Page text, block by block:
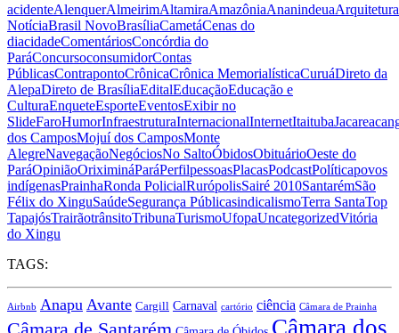
acidenteAlenquerAlmeirimAltamiraAmazôniaAnanindeuaArquitetura
NotíciaBrasil NovoBrasíliaCametáCenas do
diacidadeComentáriosConcórdia do
ParáConcursoconsumidorContas
PúblicasContrapontoCrônicaCrônica MemorialísticaCuruáDireto da
AlepaDireto de BrasíliaEditalEducaçãoEducação e
CulturaEnqueteEsporteEventosExibir no
SlideFaroHumorInfraestruturaInternacionalInternetItaituba
dos CamposMojuí dos CamposMonte
AlegreNavegaçãoNegóciosNo SaltoÓbidosObituárioOeste do
ParáOpiniãoOriximináParáPerfilpessoasPlacasPodcastPolíticapovos
indígenasPrainhaRonda PolicialRurópolisSairé 2010SantarémSão
Félix do XinguSaúdeSegurança PúblicasindicalismoTerra SantaTop
TapajósTrairãotrânsitoTribunaTurismoUfopaUncategorizedVitória
do Xingu
TAGS:
Airbnb Anapu Avante Cargill Carnaval cartório ciência Câmara de Prainha
Câmara dos